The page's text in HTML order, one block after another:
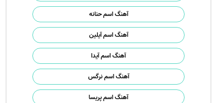
آهنگ اسم حنانه
آهنگ اسم آیلین
آهنگ اسم آیدا
آهنگ اسم نرگس
آهنگ اسم پریسا